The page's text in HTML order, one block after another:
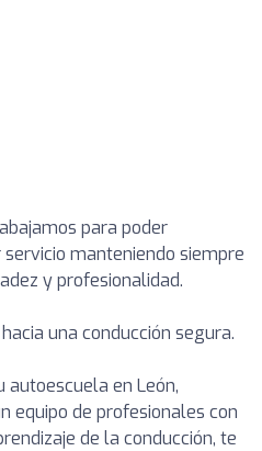
para poder
manteniendo siempre
y profesionalidad.
una conducción segura.
autoescuela en León,
equipo de profesionales con
de la conducción, te